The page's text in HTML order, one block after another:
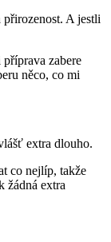
přirozenost. A jestli
zabere
něco, co mi
extra dlouho.
co nejlíp, takže
žádná extra